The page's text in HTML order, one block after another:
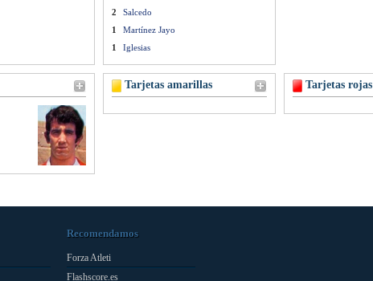
2
Salcedo
1
Martínez Jayo
1
Iglesias
Tarjetas amarillas Tarjetas rojas
Recomendamos
Forza Atleti
Flashscore.es